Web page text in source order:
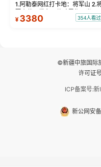
1.阿勒泰网红打卡地：将军山 2.
军山落日缆车，体验雪都风光 3.
将军山，夕阳派对，蹦迪party 4.
¥ 3380 354人看过
©新疆中旅国际
许可证
ICP备案号:
新公网安